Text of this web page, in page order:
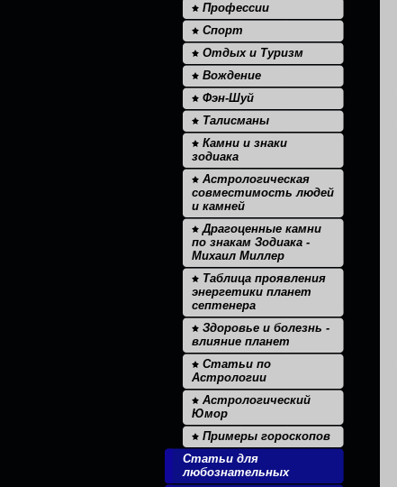
Профессии
Спорт
Отдых и Туризм
Вождение
Фэн-Шуй
Талисманы
Камни и знаки
зодиака
Астрологическая
совместимость людей
и камней
Драгоценные камни
по знакам Зодиака -
Михаил Миллер
Таблица проявления
энергетики планет
септенера
Здоровье и болезнь -
влияние планет
Статьи по
Астрологии
Астрологический
Юмор
Примеры гороскопов
Статьи для
любознательных